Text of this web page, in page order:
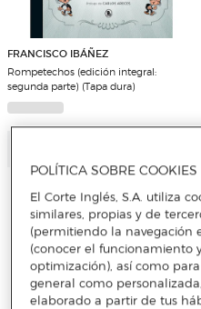
FRANCISCO IBÁÑEZ
Rompetechos (edición integral:
segunda parte) (Tapa dura)
POLÍTICA SOBRE COOKIES
El Corte Inglés, S.A. utiliza
similares, propias y de
(permitiendo la navegación
(conocer el funcionamiento
optimización), así como
general como
elaborado a partir de tus